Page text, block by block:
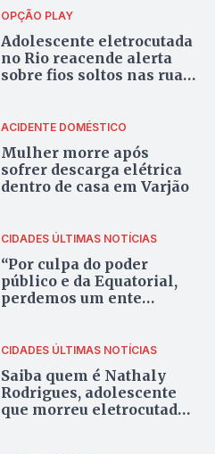
OPÇÃO PLAY
Adolescente eletrocutada
no Rio reacende alerta
sobre fios soltos nas ruas
remoção
ACIDENTE DOMÉSTICO
Mulher morre após
sofrer descarga elétrica
dentro de casa em Varjão
CIDADES ÚLTIMAS NOTÍCIAS
“Por culpa do poder
público e da Equatorial,
perdemos um ente
CIDADES ÚLTIMAS NOTÍCIAS
Saiba quem é Nathaly
Rodrigues, adolescente
que morreu eletrocutada